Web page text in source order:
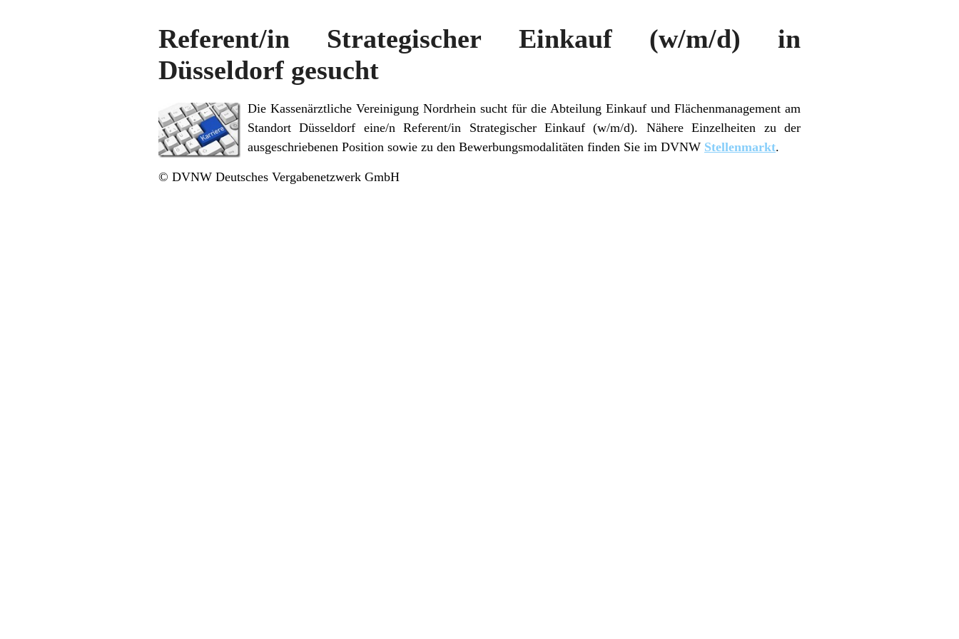
Referent/in Strategischer Einkauf (w/m/d) in
Düsseldorf gesucht
Die Kassenärztliche Vereinigung Nordrhein sucht für die Abteilung Einkauf und Flächenmanagement am
Standort Düsseldorf eine/n Referent/in Strategischer Einkauf (w/m/d). Nähere Einzelheiten zu der
ausgeschriebenen Position sowie zu den Bewerbungsmodalitäten finden Sie im DVNW Stellenmarkt.